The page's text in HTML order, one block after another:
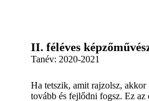
II. féléves
Tanév: 2020-2021
Ha tetszik, amit rajzolsz,
tovább és fejlődni fogsz. Ez az